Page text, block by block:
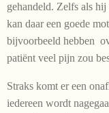
gehandeld. Zelfs als hij
kan daar een goede
bijvoorbeeld hebben
patiënt veel pijn zou
Straks komt er een
iedereen wordt